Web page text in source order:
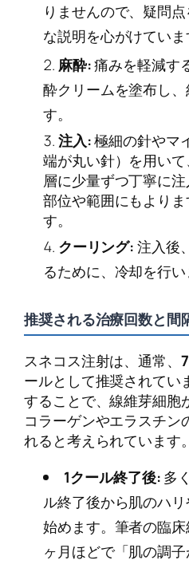
りませんので、疑問
な説明を心がけていま
麻酔:痛みを軽減す
酔クリームを塗布し
す。
注入:極細の針やマ
端が丸い針）を用い
層に少量ずつ丁寧に
部位や範囲にもより
す。
クーリング:注入後
るために、冷却を行い
推奨される治療回数と間
スネコス注射は、通常、
ールとして推奨されてい
することで、線維芽細胞
コラーゲンやエラスチン
れると考えられています。
1クール終了後:多
ル終了後から肌のハ
始めます。筆者の臨
ヶ月ほどで「肌の調